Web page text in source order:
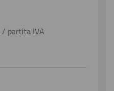
/ partita IVA